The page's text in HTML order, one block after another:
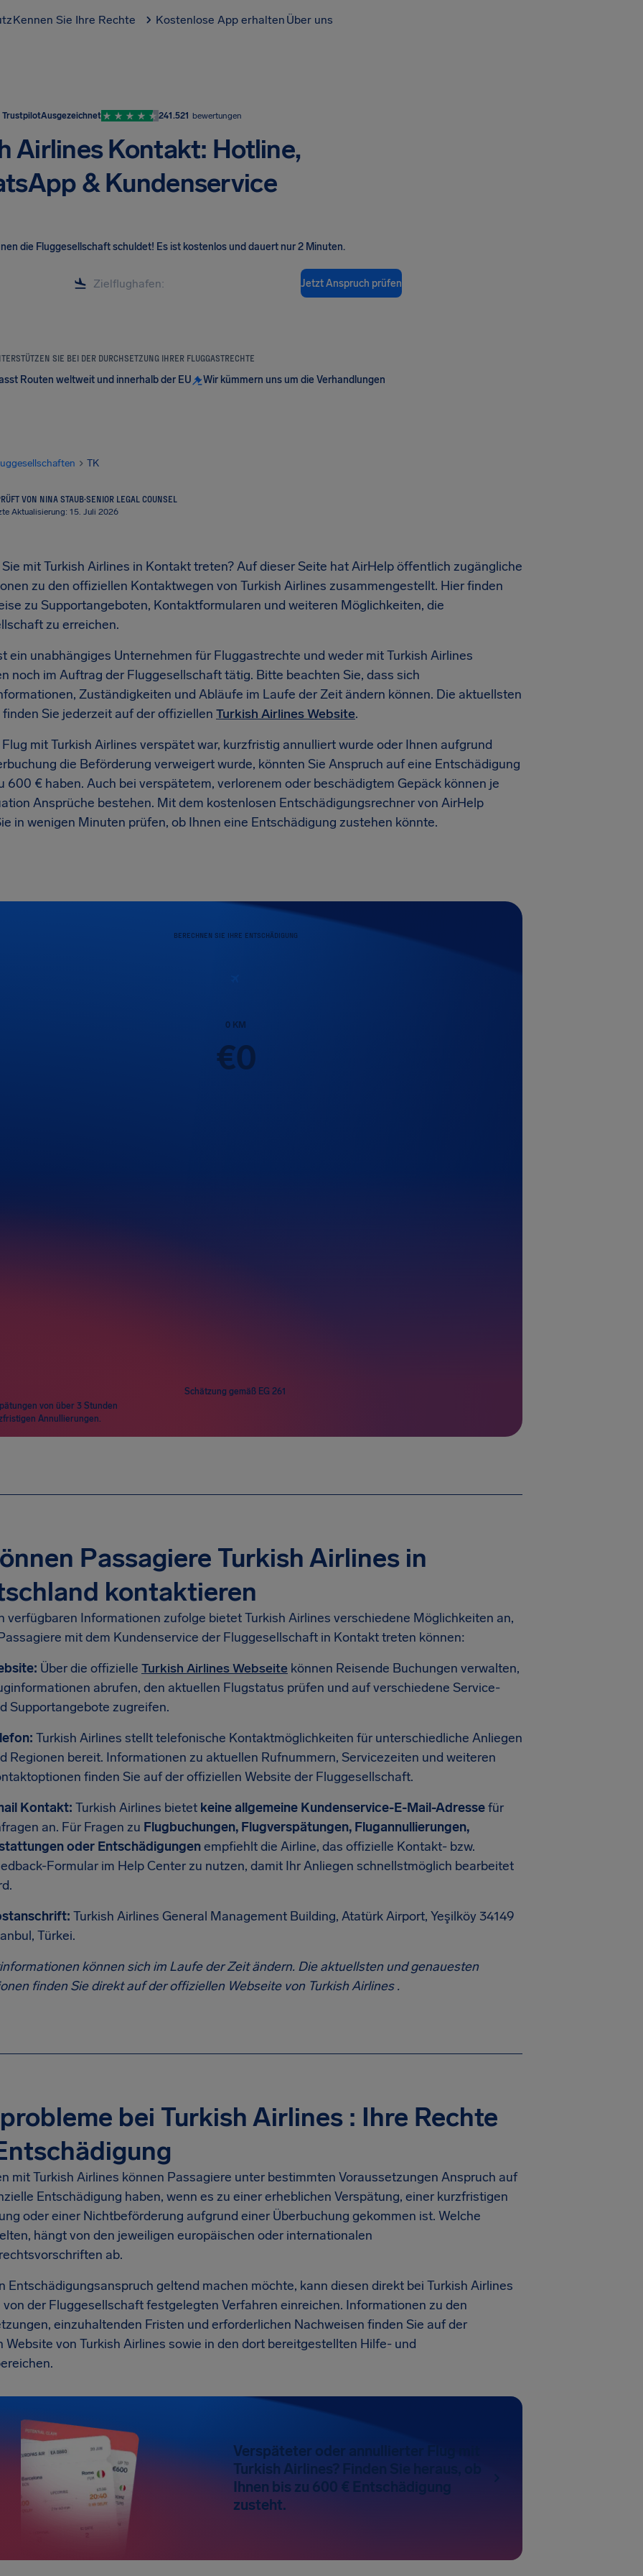
Kennen Sie Ihre Rechte Kostenlose App erhalten Über uns
TrustpilotAusgezeichnet 241.521 bewertungen
Airlines Kontakt: Hotline,
& Kundenservice
die Fluggesellschaft schuldet! Es ist kostenlos und dauert nur 2 Minuten.
Jetzt Anspruch prüfen
SIE BEI DER DURCHSETZUNG IHRER FLUGGASTRECHTE
Routen weltweit und innerhalb der EU Wir kümmern uns um die Verhandlungen
TK
VON NINA STAUB·SENIOR LEGAL COUNSEL
Aktualisierung: 15. Juli 2026
mit Turkish Airlines in Kontakt treten? Auf dieser Seite hat AirHelp öffentlich zugängliche
zu den offiziellen Kontaktwegen von Turkish Airlines zusammengestellt. Hier finden
zu Supportangeboten, Kontaktformularen und weiteren Möglichkeiten, die
zu erreichen.
ein unabhängiges Unternehmen für Fluggastrechte und weder mit Turkish Airlines
noch im Auftrag der Fluggesellschaft tätig. Bitte beachten Sie, dass sich
Zuständigkeiten und Abläufe im Laufe der Zeit ändern können. Die aktuellsten
Sie jederzeit auf der offiziellen Turkish Airlines Website.
mit Turkish Airlines verspätet war, kurzfristig annulliert wurde oder Ihnen aufgrund
die Beförderung verweigert wurde, könnten Sie Anspruch auf eine Entschädigung
600 € haben. Auch bei verspätetem, verlorenem oder beschädigtem Gepäck können je
Ansprüche bestehen. Mit dem kostenlosen Entschädigungsrechner von AirHelp
in wenigen Minuten prüfen, ob Ihnen eine Entschädigung zustehen könnte.
BERECHNEN SIE IHRE ENTSCHÄDIGUNG
0KM
€0
Schätzung gemäß EG 261
von über 3 Stunden
Annullierungen.
Passagiere Turkish Airlines in
kontaktieren
verfügbaren Informationen zufolge bietet Turkish Airlines verschiedene Möglichkeiten an,
mit dem Kundenservice der Fluggesellschaft in Kontakt treten können:
Über die offizielle Turkish Airlines Webseite können Reisende Buchungen verwalten,
abrufen, den aktuellen Flugstatus prüfen und auf verschiedene Service-
Supportangebote zugreifen.
Turkish Airlines stellt telefonische Kontaktmöglichkeiten für unterschiedliche Anliegen
Regionen bereit. Informationen zu aktuellen Rufnummern, Servicezeiten und weiteren
finden Sie auf der offiziellen Website der Fluggesellschaft.
Kontakt: Turkish Airlines bietet keine allgemeine Kundenservice-E-Mail-Adressefür
an. Für Fragen zu Flugbuchungen, Flugverspätungen, Flugannullierungen,
oder Entschädigungenempfiehlt die Airline, das offizielle Kontakt- bzw.
Formular im Help Center zu nutzen, damit Ihr Anliegen schnellstmöglich bearbeitet
Turkish Airlines General Management Building, Atatürk Airport, Yeşilköy 34149
Türkei.
können sich im Laufe der Zeit ändern. Die aktuellsten und genauesten
finden Sie direkt auf der offiziellen Webseite von Turkish Airlines .
bei Turkish Airlines : Ihre Rechte
mit Turkish Airlines können Passagiere unter bestimmten Voraussetzungen Anspruch auf
Entschädigung haben, wenn es zu einer erheblichen Verspätung, einer kurzfristigen
oder einer Nichtbeförderung aufgrund einer Überbuchung gekommen ist. Welche
hängt von den jeweiligen europäischen oder internationalen
ab.
Entschädigungsanspruch geltend machen möchte, kann diesen direkt bei Turkish Airlines
von der Fluggesellschaft festgelegten Verfahren einreichen. Informationen zu den
einzuhaltenden Fristen und erforderlichen Nachweisen finden Sie auf der
Website von Turkish Airlines sowie in den dort bereitgestellten Hilfe- und
Verspäteter oder annullierter Flug mit
Turkish Airlines? Finden Sie heraus, ob
Ihnen bis zu 600 € Entschädigung
zusteht.